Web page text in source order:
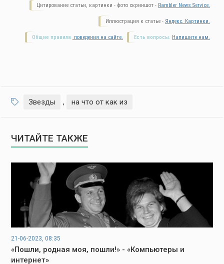
Цитирование статьи, картинки - фото скриншот - Rambler News Service.
Иллюстрация к статье - Яндекс. Картинки.
Есть вопросы. Напишите нам.
Общие правила поведения на сайте.
Звезды , на что от как из
ЧИТАЙТЕ ТАКЖЕ
21-06-2023, 08:35
«Пошли, родная моя, пошли!» - «Компьютеры и
интернет»